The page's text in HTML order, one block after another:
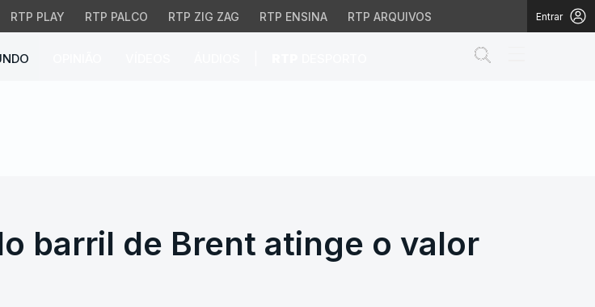
RTP PLAY RTP PALCO RTP ZIG ZAG RTP ENSINA RTP ARQUIVOS Entrar
barril de Brent atinge o valor mais
barril de Brent atinge o valor